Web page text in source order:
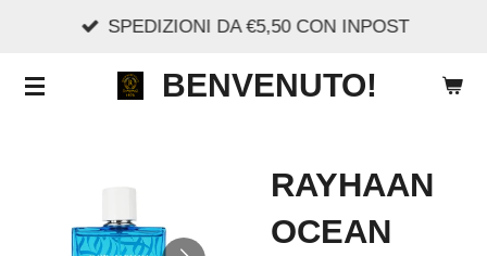
contenuto
BENVENUTO!
SPEDIZIONI DA €5,50 CON INPOST
RAYHAAN
OCEAN